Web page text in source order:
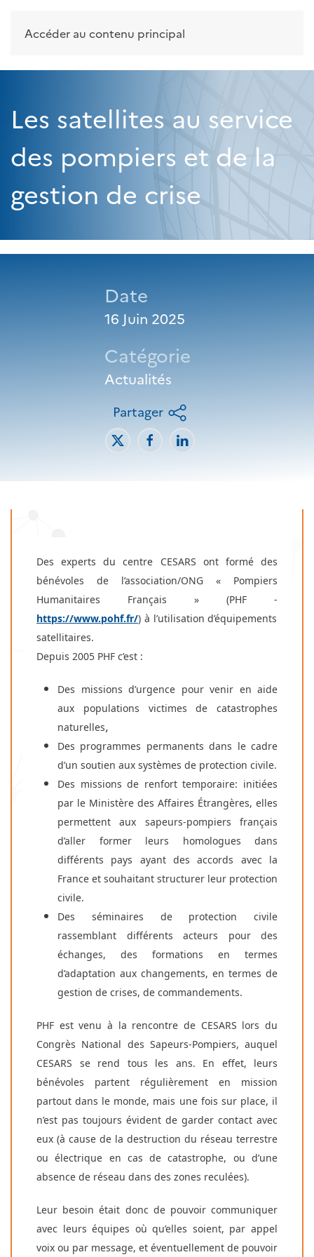
Accéder au contenu principal
Les satellites au service
des pompiers et de la
gestion de crise
Date
16 Juin 2025
Catégorie
Actualités
Partager
Des experts du centre CESARS ont formé des
bénévoles de l’association/ONG « Pompiers
Humanitaires Français » (PHF -
https://www.pohf.fr/) à l’utilisation d’équipements
satellitaires.
Depuis 2005 PHF c’est :
Des missions d’urgence pour venir en aide
aux populations victimes de catastrophes
naturelles,
Des programmes permanents dans le cadre
d’un soutien aux systèmes de protection civile.
Des missions de renfort temporaire: initiées
par le Ministère des Affaires Étrangères, elles
permettent aux sapeurs-pompiers français
d’aller former leurs homologues dans
différents pays ayant des accords avec la
France et souhaitant structurer leur protection
civile.
Des séminaires de protection civile
rassemblant différents acteurs pour des
échanges, des formations en termes
d’adaptation aux changements, en termes de
gestion de crises, de commandements.
PHF est venu à la rencontre de CESARS lors du
Congrès National des Sapeurs-Pompiers, auquel
CESARS se rend tous les ans. En effet, leurs
bénévoles partent régulièrement en mission
partout dans le monde, mais une fois sur place, il
n’est pas toujours évident de garder contact avec
eux (à cause de la destruction du réseau terrestre
ou électrique en cas de catastrophe, ou d’une
absence de réseau dans des zones reculées).
Leur besoin était donc de pouvoir communiquer
avec leurs équipes où qu’elles soient, par appel
voix ou par message, et éventuellement de pouvoir